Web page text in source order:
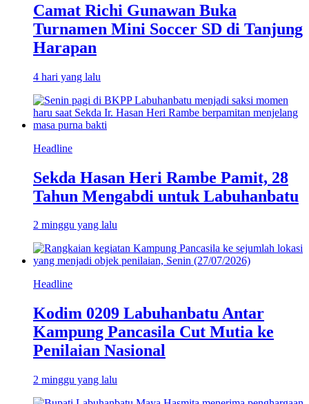
Camat Richi Gunawan Buka
Turnamen Mini Soccer SD di Tanjung
Harapan
4 hari yang lalu
Headline
Sekda Hasan Heri Rambe Pamit, 28
Tahun Mengabdi untuk Labuhanbatu
2 minggu yang lalu
Headline
Kodim 0209 Labuhanbatu Antar
Kampung Pancasila Cut Mutia ke
Penilaian Nasional
2 minggu yang lalu